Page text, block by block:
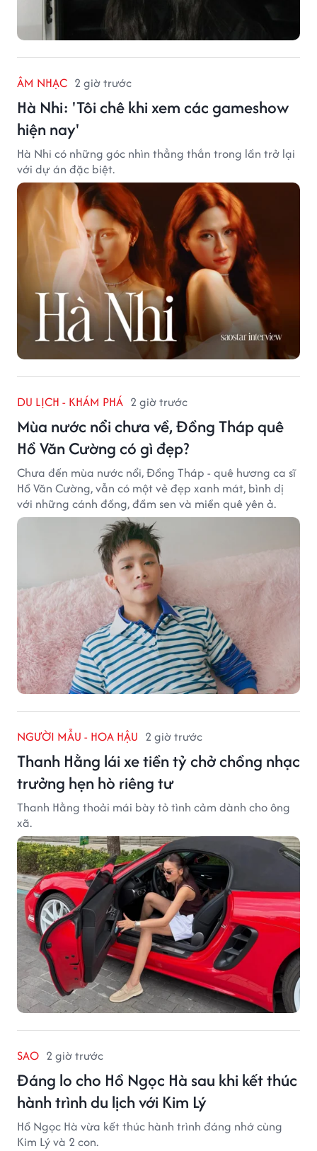
ÂM NHẠC 2 giờ trước
Hà Nhi: 'Tôi chê khi xem các gameshow
hiện nay'
Hà Nhi có những góc nhìn thẳng thắn trong lần trở lại
với dự án đặc biệt.
DU LỊCH - KHÁM PHÁ 2 giờ trước
Mùa nước nổi chưa về, Đồng Tháp quê
Hồ Văn Cường có gì đẹp?
Chưa đến mùa nước nổi, Đồng Tháp - quê hương ca sĩ
Hồ Văn Cường, vẫn có một vẻ đẹp xanh mát, bình dị
với những cánh đồng, đầm sen và miền quê yên ả.
NGƯỜI MẪU - HOA HẬU 2 giờ trước
Thanh Hằng lái xe tiền tỷ chở chồng nhạc
trưởng hẹn hò riêng tư
Thanh Hằng thoải mái bày tỏ tình cảm dành cho ông
xã.
SAO 2 giờ trước
Đáng lo cho Hồ Ngọc Hà sau khi kết thúc
hành trình du lịch với Kim Lý
Hồ Ngọc Hà vừa kết thúc hành trình đáng nhớ cùng
Kim Lý và 2 con.